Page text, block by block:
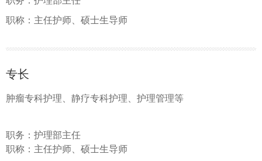
职称：主任护师、硕士生导师
专长
肿瘤专科护理、静疗专科护理、护理管理等
职务：护理部主任
职称：主任护师、硕士生导师